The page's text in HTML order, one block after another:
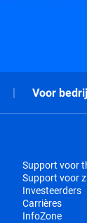
Voor
Support voor
Support voor
Investeerders
Carrières
InfoZone